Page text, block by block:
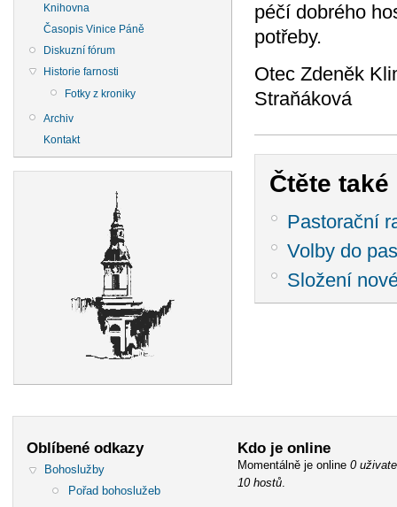
Knihovna
Časopis Vinice Páně
Diskuzní fórum
Historie farnosti
Fotky z kroniky
Archiv
Kontakt
péčí dobrého
potřeby.
Otec Zdeněk
Straňáková
Čtěte také
Pastorační
Volby do
Složení
Oblíbené odkazy
Bohoslužby
Pořad bohoslužeb
Kdo je online
Momentálně je online 0
10 hostů.